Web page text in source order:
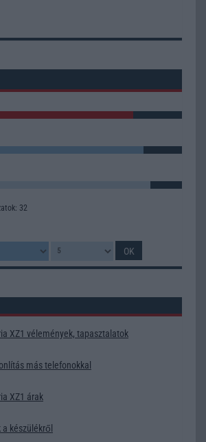
32
XZ1 vélemények, tapasztalatok
más telefonokkal
XZ1 árak
a készülékről